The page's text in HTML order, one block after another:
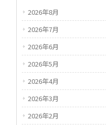
2026年8月
2026年7月
2026年6月
2026年5月
2026年4月
2026年3月
2026年2月